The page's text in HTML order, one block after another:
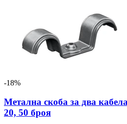
-18%
Метална скоба за два
20, 50 броя